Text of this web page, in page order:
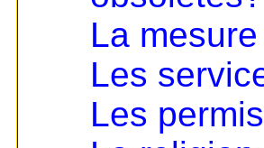
La
Les
Les